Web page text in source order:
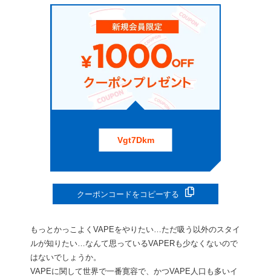
Vgt7Dkm
クーポンコードをコピーする
もっとかっこよくVAPEをやりたい…ただ吸う以外のスタイ
ルが知りたい…なんて思っているVAPERも少なくないので
はないでしょうか。
VAPEに関して世界で一番寛容で、かつVAPE人口も多いイ